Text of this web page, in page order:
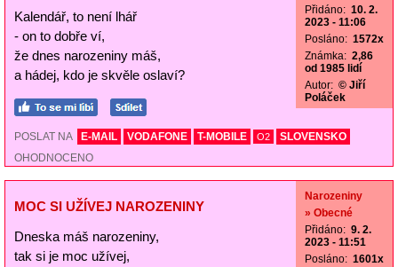
Kalendář, to není lhář
- on to dobře ví,
že dnes narozeniny máš,
a hádej, kdo je skvěle oslaví?
Přidáno: 10. 2.
2023 - 11:06
Posláno: 1572x
Známka: 2,86
od 1985 lidí
Autor: © Jiří
Poláček
POSLAT NA E-MAIL VODAFONE T-MOBILE O2
SLOVENSKO
OHODNOCENO
MOC SI UŽÍVEJ NAROZENINY
Dneska máš narozeniny,
tak si je moc užívej,
Narozeniny
» Obecné
Přidáno: 9. 2.
2023 - 11:51
Posláno: 1601x